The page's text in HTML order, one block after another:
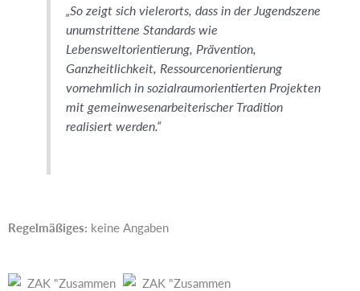
„So zeigt sich vielerorts, dass in der Jugendszene
unumstrittene Standards wie
Lebensweltorientierung, Prävention,
Ganzheitlichkeit, Ressourcenorientierung
vornehmlich in sozialraumorientierten Projekten
mit gemeinwesenarbeiterischer Tradition
realisiert werden.“
Regelmäßiges: keine Angaben